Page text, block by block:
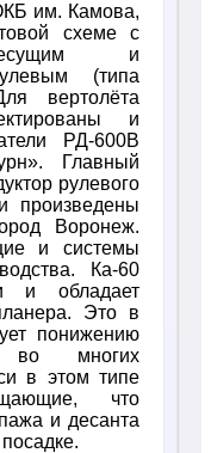
им. Камова,
схеме с
и
(типа
вертолёта
и
РД-600В
Главный
рулевого
произведены
Воронеж.
и системы
Ка-60
и обладает
Это в
понижению
во многих
в этом типе
что
и десанта